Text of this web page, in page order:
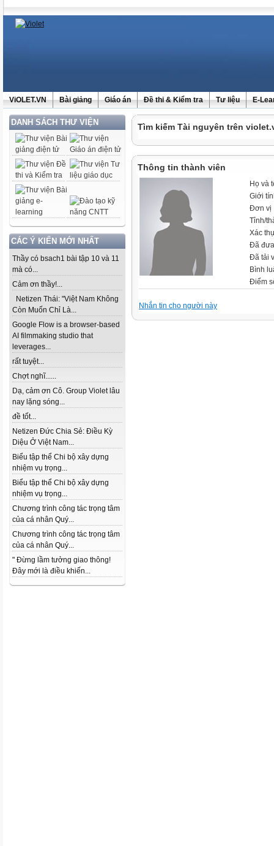
ViOLET.VN Bài giảng Giáo án Đề thi & Kiểm tra Tư liệu E-
DANH SÁCH THƯ VIỆN
CÁC Ý KIẾN MỚI NHẤT
Thầy có bsach1 bài tập 10 và 11
mà có...
Cảm ơn thầy!...
Netizen Thái: "Việt Nam Không
Còn Muốn Chỉ Là...
Google Flow is a browser-based
AI filmmaking studio that
leverages...
rất tuyệt...
Chợt nghĩ......
Dạ, cảm ơn Cô. Group Violet lâu
nay lặng sóng...
đề tốt...
Netizen Đức Chia Sẻ: Điều Kỳ
Diệu Ở Việt Nam...
Biểu tập thể Chi bộ xây dựng
nhiệm vụ trọng...
Biểu tập thể Chi bộ xây dựng
nhiệm vụ trọng...
Chương trình công tác trọng tâm
của cá nhân Quý...
Chương trình công tác trọng tâm
của cá nhân Quý...
" Đừng lầm tưởng giao thông!
Đây mới là điều khiến...
Tìm kiếm Tài nguyên trên
Thông tin thành viên
Họ và
Giới
Đơn vị
Tỉnh/
Xác
Đã
Đã tải
Bình
Điểm
Nhắn tin cho người này